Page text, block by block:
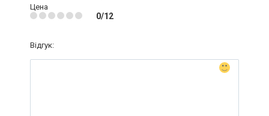
Цена
0/12
Відгук: